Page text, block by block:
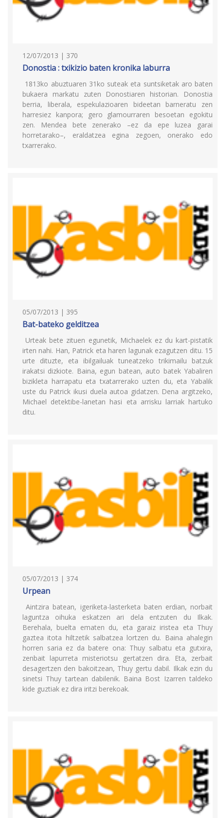
12/07/2013 | 370
Donostia : txikizio baten kronika laburra
1813ko abuztuaren 31ko suteak eta suntsiketak aro baten
bukaera markatu zuten Donostiaren historian. Donostia
berria, liberala, espekulazioaren bideetan barneratu zen
harresiez kanpora; gero glamourraren besoetan egokitu
zen. Mendea bete zenerako –ez da epe luzea garai
horretarako–, eraldatzea egina zegoen, onerako edo
txarrerako.
05/07/2013 | 395
Bat-bateko gelditzea
Urteak bete zituen egunetik, Michaelek ez du kart-pistatik
irten nahi. Han, Patrick eta haren lagunak ezagutzen ditu. 15
urte dituzte, eta ibilgailuak tuneatzeko trikimailu batzuk
irakatsi dizkiote. Baina, egun batean, auto batek Yabaliren
bizikleta harrapatu eta txatarrerako uzten du, eta Yabalik
uste du Patrick ikusi duela autoa gidatzen. Dena argitzeko,
Michael detektibe-lanetan hasi eta arrisku larriak hartuko
ditu.
05/07/2013 | 374
Urpean
Aintzira batean, igeriketa-lasterketa baten erdian, norbait
laguntza oihuka eskatzen ari dela entzuten du Ilkak.
Berehala, buelta ematen du, eta garaiz iristea eta Thuy
gaztea itota hiltzetik salbatzea lortzen du. Baina ahalegin
horren saria ez da batere ona: Thuy salbatu eta gutxira,
zenbait lapurreta misteriotsu gertatzen dira. Eta, zerbait
desagertzen den bakoitzean, Thuy gertu dabil. Ilkak ezin du
sinetsi Thuy tartean dabilenik. Baina Bost Izarren taldeko
kide guztiak ez dira iritzi berekoak.